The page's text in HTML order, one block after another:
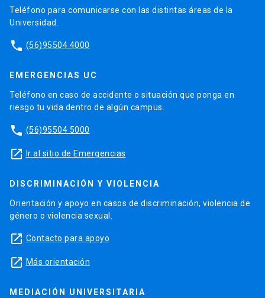
Teléfono para comunicarse con las distintas áreas de la
Universidad.
phone (56)95504 4000
EMERGENCIAS UC
Teléfono en caso de accidente o situación que ponga en
riesgo tu vida dentro de algún campus.
phone (56)95504 5000
launch Ir al sitio de Emergencias
DISCRIMINACIÓN Y VIOLENCIA
Orientación y apoyo en casos de discriminación, violencia de
género o violencia sexual.
launch Contacto para apoyo
launch Más orientación
MEDIACIÓN UNIVERSITARIA